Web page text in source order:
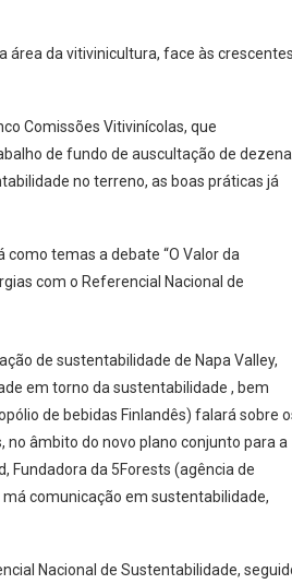
que terá lugar no dia 13 de dezembro,
Beira Interior, Dão, Lisboa e Tejo e
da vitivinicultura, face às crescentes
de fundo de auscultação de dezenas
no terreno, as boas práticas já